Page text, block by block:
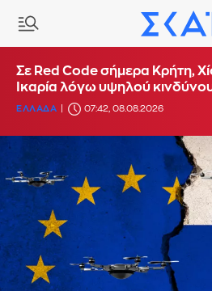
Σε Red Code σήμερα Κρήτη,
Ικαρία λόγω υψηλού
ΕΛΛΑΔΑ 07:42, 08.08.2026